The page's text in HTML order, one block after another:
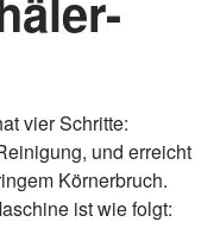
vier Schritte:
und erreicht
Körnerbruch.
ist wie folgt: